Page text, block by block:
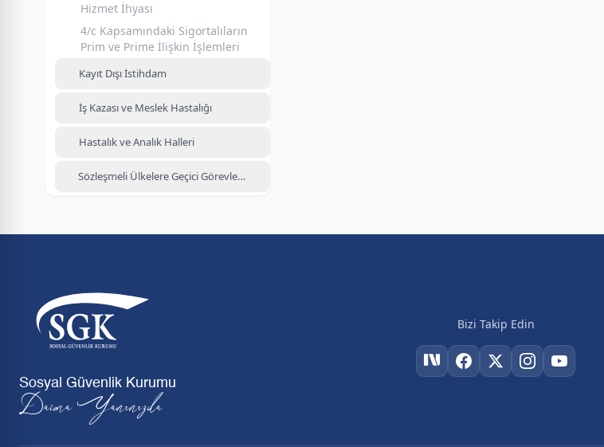
Hizmet İhyası
4/c Kapsamındaki Sigortalıların
Prim ve Prime İlişkin İşlemleri
Kayıt Dışı İstihdam
İş Kazası ve Meslek Hastalığı
Hastalık ve Analık Halleri
Sözleşmeli Ülkelere Geçici Görevlendirme
Sosyal Güvenlik Kurumu
Daima Yanınızda
Bizi Takip Edin